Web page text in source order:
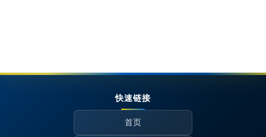
将不再推出核心单人游戏至Steam等PC平台，转
而专注于如《漫威斗魂》这类服务型游戏的PC移
植。这一策略在PlayStation粉丝中获得了广泛的
支持，根据Push Square的调查，71%的PS5玩家